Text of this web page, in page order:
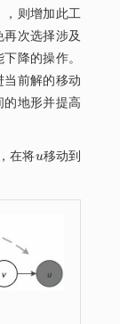
，则增加此工
次选择涉及
降的操作。
前解的移动
地形并提高
在将u
u移动到